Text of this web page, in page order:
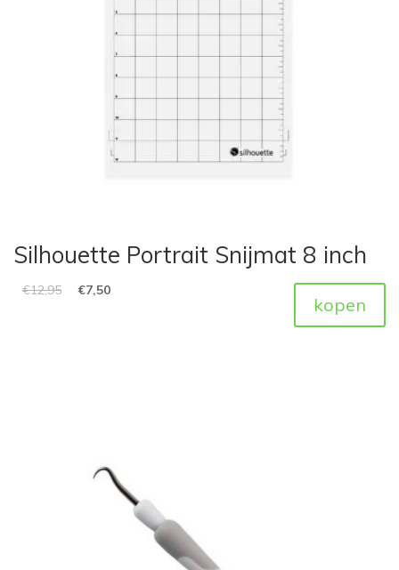
Silhouette Portrait Snijmat 8 inch
€12,95 €7,50
kopen